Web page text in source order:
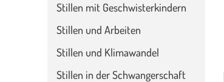
Stillen mit Geschwisterkindern
Stillen und Arbeiten
Stillen und Klimawandel
Stillen in der Schwangerschaft